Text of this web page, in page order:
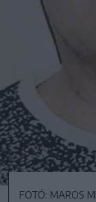
FOTÓ: MAROS